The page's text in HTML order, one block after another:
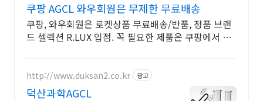
쿠팡 AGCL 와우회원은 무제한 무료배송
쿠팡, 와우회원은 로켓상품 무료배송/반품, 정품 브랜
드 셀렉션 R.LUX 입점. 꼭 필요한 제품은 쿠팡에서 더
http://www.duksan2.co.kr 광고
덕산과학AGCL